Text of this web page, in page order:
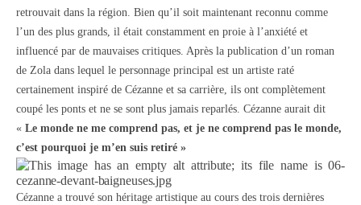
retrouvait dans la région. Bien qu’il soit maintenant reconnu comme
l’un des plus grands, il était constamment en proie à l’anxiété et
influencé par de mauvaises critiques. Après la publication d’un roman
de Zola dans lequel le personnage principal est un artiste raté
certainement inspiré de Cézanne et sa carrière, ils ont complètement
coupé les ponts et ne se sont plus jamais reparlés. Cézanne aurait dit
« Le monde ne me comprend pas, et je ne comprend pas le monde,
c’est pourquoi je m’en suis retiré »
Cézanne a trouvé son héritage artistique au cours des trois dernières